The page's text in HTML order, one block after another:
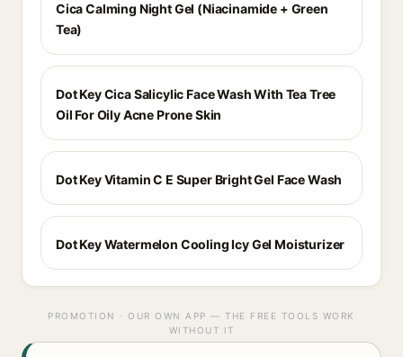
Cica Calming Night Gel (Niacinamide + Green
Tea)
Dot Key Cica Salicylic Face Wash With Tea Tree
Oil For Oily Acne Prone Skin
Dot Key Vitamin C E Super Bright Gel Face Wash
Dot Key Watermelon Cooling Icy Gel Moisturizer
PROMOTION · OUR OWN APP — THE FREE TOOLS WORK
WITHOUT IT